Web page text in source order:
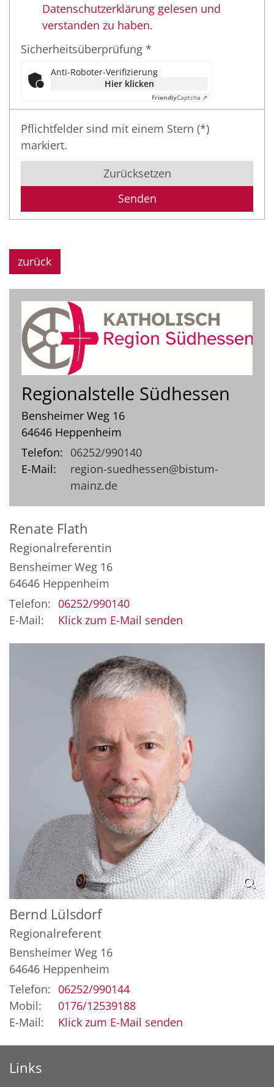
Datenschutzerklärung gelesen und
verstanden zu haben.
Sicherheitsüberprüfung *
Anti-Roboter-Verifizierung
Hier klicken
FriendlyCaptcha ⇗
Pflichtfelder sind mit einem Stern (*)
markiert.
Zurücksetzen
zurück
Regionalstelle Südhessen
Bensheimer Weg 16
64646 Heppenheim
Telefon: 06252/990140
E-Mail:
region-suedhessen@bistum-
mainz.de
Renate Flath
Regionalreferentin
Bensheimer Weg 16
64646 Heppenheim
Telefon: 06252/990140
E-Mail:
Klick zum E-Mail senden
Bernd Lülsdorf
Regionalreferent
Bensheimer Weg 16
64646 Heppenheim
Telefon: 06252/990144
Mobil:
0176/12539188
E-Mail:
Klick zum E-Mail senden
Links